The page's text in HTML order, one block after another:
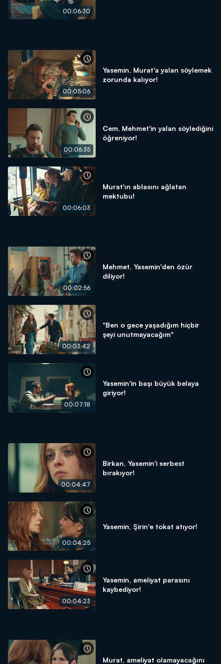
00:06:30
00:05:06
Yasemin, Murat'a yalan söylemek
zorunda kalıyor!
00:06:35
Cem, Mehmet'in yalan söylediğini
öğreniyor!
00:06:03
Murat'ın ablasını ağlatan
mektubu!
00:02:56
Mehmet, Yasemin'den özür
diliyor!
00:03:42
"Ben o gece yaşadığım hiçbir
şeyi unutmayacağım"
00:07:18
Yasemin'in başı büyük belaya
giriyor!
00:04:47
Birkan, Yasemin'i serbest
bırakıyor!
00:04:25
Yasemin, Şirin'e tokat atıyor!
00:04:23
Yasemin, ameliyat parasını
kaybediyor!
Murat, ameliyat olamayacağını